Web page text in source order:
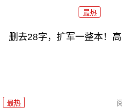
最热
删去28字，扩军一整本！
最热